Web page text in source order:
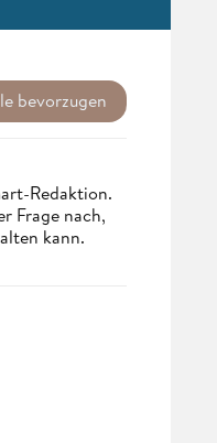
bevorzugen
Redaktion.
Frage nach,
kann.